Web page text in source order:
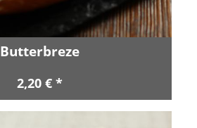
Butterbreze
2,20 € *